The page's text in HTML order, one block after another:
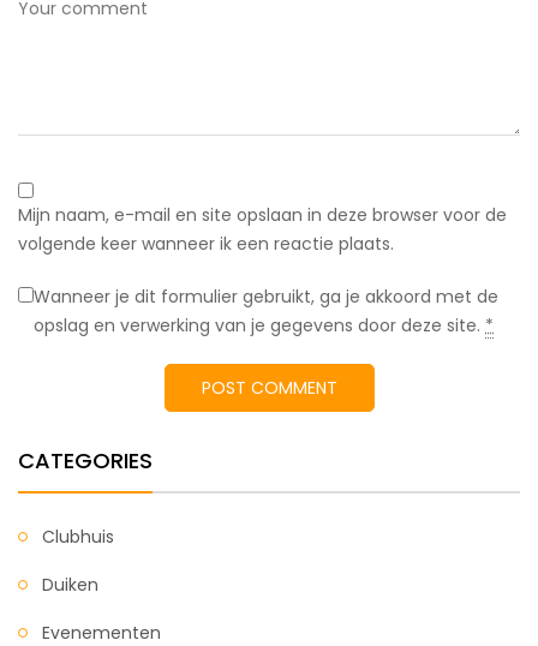
Mijn naam, e-mail en site opslaan in deze browser voor de
volgende keer wanneer ik een reactie plaats.
Wanneer je dit formulier gebruikt, ga je akkoord met de
opslag en verwerking van je gegevens door deze site. *
CATEGORIES
Clubhuis
Duiken
Evenementen